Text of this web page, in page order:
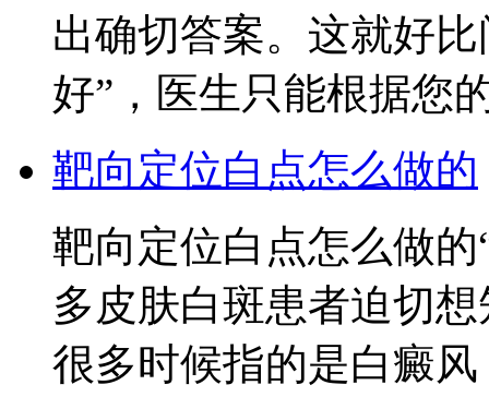
出确切答案。这就好
好”，医生只能根据您
靶向定位白点怎么做的
靶向定位白点怎么做
多皮肤白斑患者迫切
很多时候指的是白癜